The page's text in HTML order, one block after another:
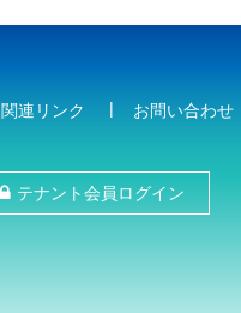
関連リンク お問い合わせ
テナント会員ログイン